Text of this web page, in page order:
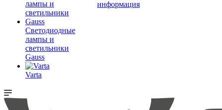
Светодиодные
лампы и
светильники
Gauss
Varta
информация